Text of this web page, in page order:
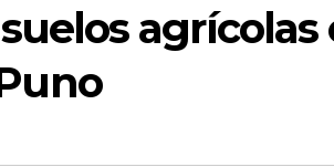
agrícolas